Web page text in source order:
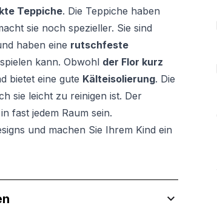
Teppiche. Die Teppiche haben
sie noch spezieller. Sie sind
haben eine rutschfeste
kann. Obwohl der Flor kurz
bietet eine gute Kälteisolierung. Die
sie leicht zu reinigen ist. Der
fast jedem Raum sein.
und machen Sie Ihrem Kind ein